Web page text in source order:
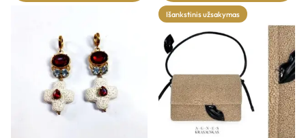
Išankstinis užsakymas